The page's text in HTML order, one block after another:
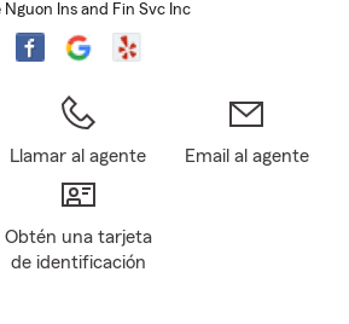
Nguon Ins and Fin Svc Inc
Llamar al agente Email al agente
Obtén una tarjeta
de identificación